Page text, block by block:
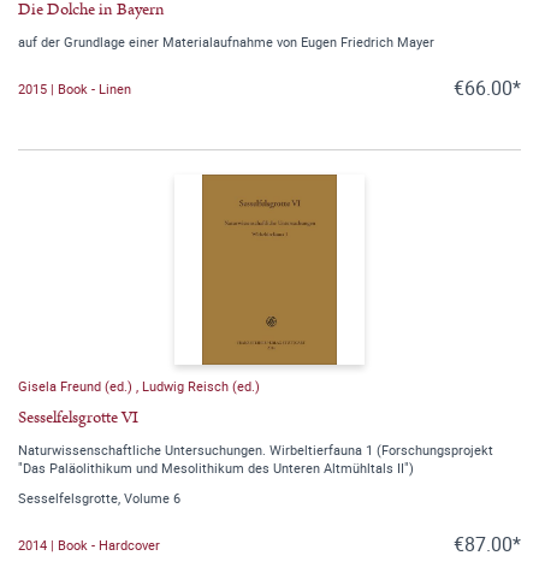
Die Dolche in Bayern
auf der Grundlage einer Materialaufnahme von Eugen Friedrich Mayer
2015 | Book - Linen €66.00*
Gisela Freund (ed.) , Ludwig Reisch (ed.)
Sesselfelsgrotte VI
Naturwissenschaftliche Untersuchungen. Wirbeltierfauna 1 (Forschungsprojekt
"Das Paläolithikum und Mesolithikum des Unteren Altmühltals II")
Sesselfelsgrotte, Volume 6
2014 | Book - Hardcover €87.00*